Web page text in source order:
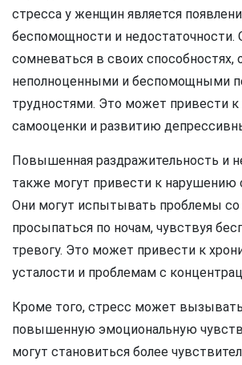
стресса у женщин является
беспомощности и недостаточности.
сомневаться в своих способностях,
неполноценными и беспомощными
трудностями. Это может привести
самооценки и развитию
Повышенная раздражительность и
также могут привести к нарушению
Они могут испытывать проблемы со
просыпаться по ночам, чувствуя
тревогу. Это может привести к
усталости и проблемам с
Кроме того, стресс может
повышенную эмоциональную
могут становиться более